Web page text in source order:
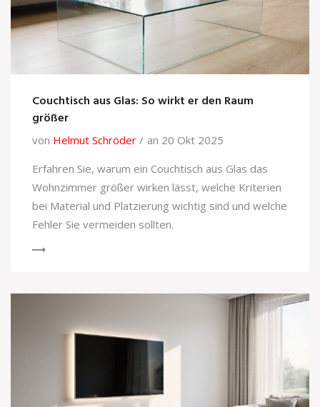
Couchtisch aus Glas: So wirkt er den Raum
größer
von Helmut Schröder
an 20 Okt 2025
Erfahren Sie, warum ein Couchtisch aus Glas das
Wohnzimmer größer wirken lässt, welche Kriterien
bei Material und Platzierung wichtig sind und welche
Fehler Sie vermeiden sollten.